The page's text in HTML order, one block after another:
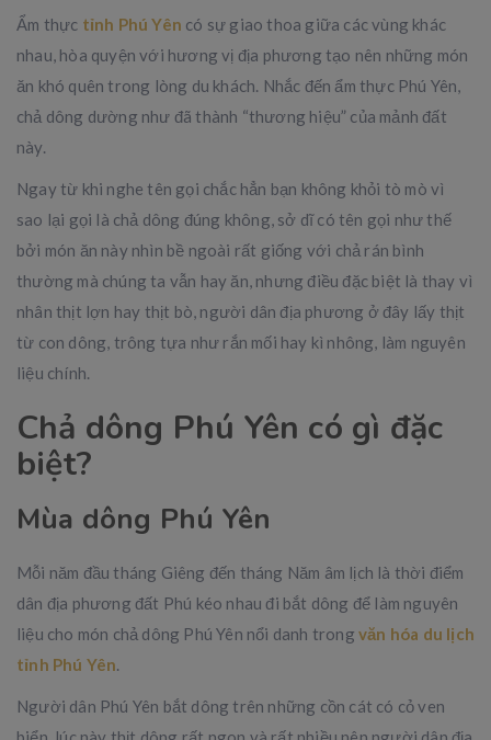
Ẩm thực tỉnh Phú Yên có sự giao thoa giữa các vùng khác
nhau, hòa quyện với hương vị địa phương tạo nên những món
ăn khó quên trong lòng du khách. Nhắc đến ẩm thực Phú Yên,
chả dông dường như đã thành “thương hiệu” của mảnh đất
này.
Ngay từ khi nghe tên gọi chắc hẳn bạn không khỏi tò mò vì
sao lại gọi là chả dông đúng không, sở dĩ có tên gọi như thế
bởi món ăn này nhìn bề ngoài rất giống với chả rán bình
thường mà chúng ta vẫn hay ăn, nhưng điều đặc biệt là thay vì
nhân thịt lợn hay thịt bò, người dân địa phương ở đây lấy thịt
từ con dông, trông tựa như rắn mối hay kì nhông, làm nguyên
liệu chính.
Chả dông Phú Yên có gì đặc
biệt?
Mùa dông Phú Yên
Mỗi năm đầu tháng Giêng đến tháng Năm âm lịch là thời điểm
dân địa phương đất Phú kéo nhau đi bắt dông để làm nguyên
liệu cho món chả dông Phú Yên nổi danh trong văn hóa du lịch
tỉnh Phú Yên.
Người dân Phú Yên bắt dông trên những cồn cát có cỏ ven